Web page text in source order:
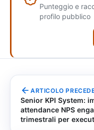
Punteggio e
profilo pubblico
ARTICOLO
Senior KPI System:
attendance NPS
trimestrali per